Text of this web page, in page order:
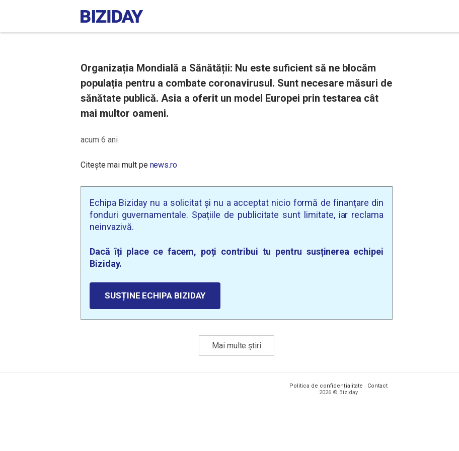
Organizația Mondială a Sănătății: Nu este suficient să ne blocăm
populația pentru a combate coronavirusul. Sunt necesare măsuri de
sănătate publică. Asia a oferit un model Europei prin testarea cât
mai multor oameni.
acum 6 ani
Citește mai mult pe news.ro
Echipa Biziday nu a solicitat și nu a acceptat nicio formă de finanțare din
fonduri guvernamentale. Spațiile de publicitate sunt limitate, iar reclama
neinvazivă.
Dacă îți place ce facem, poți contribui tu pentru susținerea echipei
Biziday.
SUSȚINE ECHIPA BIZIDAY
Mai multe știri
Politica de confidențialitate · Contact
2026 © Biziday